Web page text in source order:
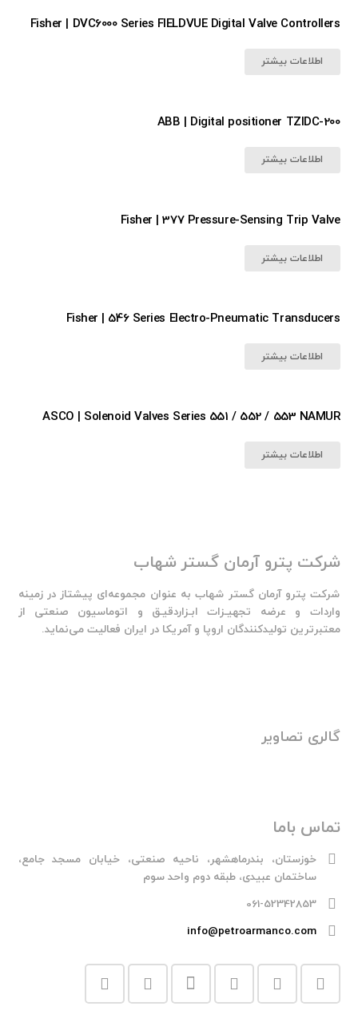
Fisher | DVC6000 Series FIELDVUE Digital Valve Controllers
اطلاعات بیشتر
ABB | Digital positioner TZIDC-200
اطلاعات بیشتر
Fisher | 377 Pressure-Sensing Trip Valve
اطلاعات بیشتر
Fisher | 546 Series Electro-Pneumatic Transducers
اطلاعات بیشتر
ASCO | Solenoid Valves Series 551 / 552 / 553 NAMUR
اطلاعات بیشتر
شرکت پترو آرمان گستر شهاب
شرکت پترو آرمان گستر شهاب به عنوان مجموعه‌ای پیشتاز در زمینه
واردات و عرضه تجهیـزات ابـزاردقیـق و اتوماسیون صنعتی از
معتبرترین تولیدکنندگان اروپا و آمریکا در ایران فعالیت‌‌ می‌نماید.
گالری تصاویر
تماس باما
خوزستان، بندرماهشهر، ناحیه صنعتی، خیابان مسجد جامع،
ساختمان عبیدی، طبقه دوم واحد سوم
061-52342853
info@petroarmanco.com